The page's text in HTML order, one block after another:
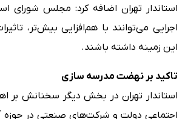
استاندار تهران اضافه کرد: مجلس شورای
اجرایی می‌توانند با هم‌افزایی بیش‌تر،
این زمینه داشته باشند.
تاکید بر نهضت مدرسه سازی
استاندار تهران در بخش دیگر سخنانش بر
اجتماعی دولت و شرکت‌های صنعتی در